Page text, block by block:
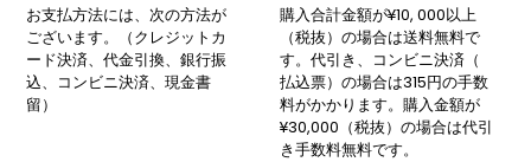
お支払方法には、次の方法が
ございます。（クレジットカ
ード決済、代金引換、銀行振
込、コンビニ決済、現金書
留）
購入合計金額が¥10, 000以上
（税抜）の場合は送料無料で
す。代引き、コンビニ決済（
払込票）の場合は315円の手数
料がかかります。購入金額が
¥30,000（税抜）の場合は代引
き手数料無料です。